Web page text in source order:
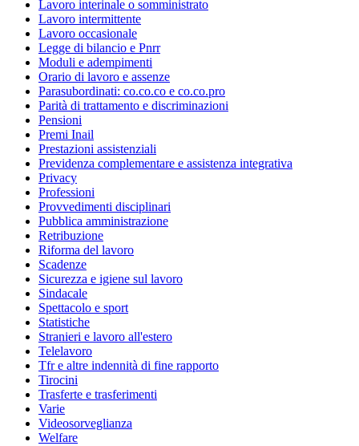
Lavoro interinale o somministrato
Lavoro intermittente
Lavoro occasionale
Legge di bilancio e Pnrr
Moduli e adempimenti
Orario di lavoro e assenze
Parasubordinati: co.co.co e co.co.pro
Parità di trattamento e discriminazioni
Pensioni
Premi Inail
Prestazioni assistenziali
Previdenza complementare e assistenza integrativa
Privacy
Professioni
Provvedimenti disciplinari
Pubblica amministrazione
Retribuzione
Riforma del lavoro
Scadenze
Sicurezza e igiene sul lavoro
Sindacale
Spettacolo e sport
Statistiche
Stranieri e lavoro all'estero
Telelavoro
Tfr e altre indennità di fine rapporto
Tirocini
Trasferte e trasferimenti
Varie
Videosorveglianza
Welfare